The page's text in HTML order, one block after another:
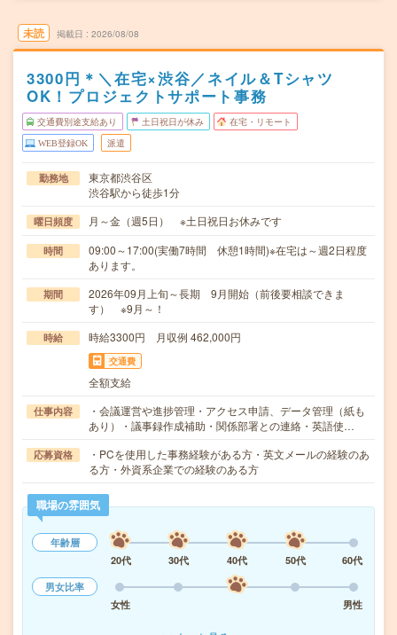
未読 掲載日 2026/08/08
3300円＊＼在宅×渋谷／ネイル＆Tシャツ
OK！プロジェクトサポート事務
交通費別途支給あり 土日祝日が休み 在宅・リモート
WEB登録OK 派遣
勤務地
東京都渋谷区
渋谷駅から徒歩1分
曜日頻度 月～金（週5日） ※土日祝日お休みです
時間
09:00～17:00(実働7時間 休憩1時間)※在宅は～週2日程度
あります。
期間
2026年09月上旬～長期 9月開始（前後要相談できま
す） ※9月～！
時給 時給3300円 月収例 462,000円
交通費
全額支給
仕事内容
・会議運営や進捗管理・アクセス申請、データ管理（紙も
あり）・議事録作成補助・関係部署との連絡・英語使…
応募資格
・PCを使用した事務経験がある方・英文メールの経験のあ
る方・外資系企業での経験のある方
職場の雰囲気
年齢層
20代
30代 40代 50代
60代
男女比率
女性
男性